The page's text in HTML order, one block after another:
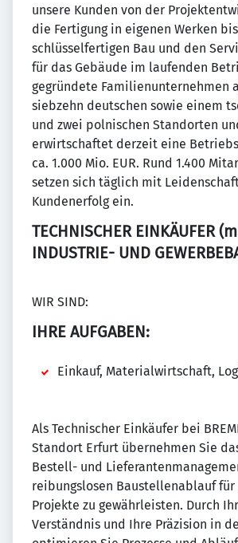
unsere Kunden von der
die Fertigung in eigenen Werken
schlüsselfertigen Bau und den
für das Gebäude im laufenden
gegründete Familienunternehmen
siebzehn deutschen sowie einem
und zwei polnischen Standorten
erwirtschaftet derzeit eine
ca. 1.000 Mio. EUR. Rund 1.400
setzen sich täglich mit
Kundenerfolg ein.
TECHNISCHER EINKÄUFER
INDUSTRIE- UND
WIR SIND:
IHRE AUFGABEN:
Einkauf, Materialwirtschaft,
Als Technischer Einkäufer bei
Standort Erfurt übernehmen Sie
Bestell- und
reibungslosen Baustellenablauf für
Projekte zu gewährleisten. Durch
Verständnis und Ihre Präzision in